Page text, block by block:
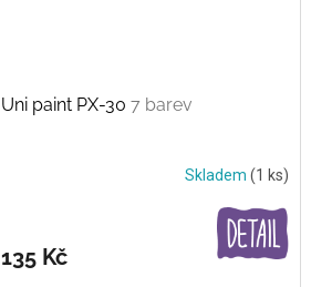
Uni paint PX-30 7 barev
Skladem (1 ks)
135 Kč